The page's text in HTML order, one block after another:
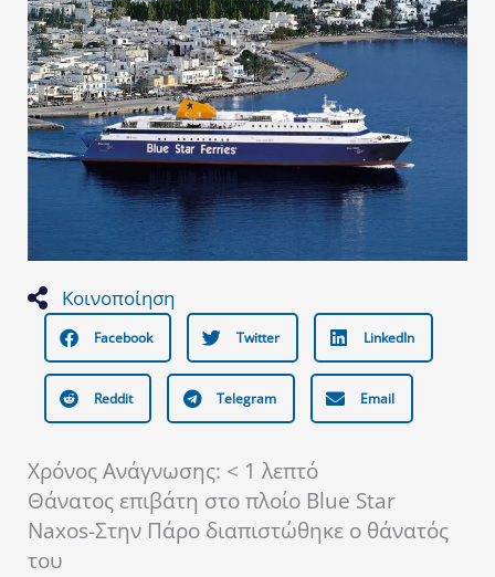
Κοινοποίηση
Facebook Twitter LinkedIn
Reddit Telegram Email
Χρόνος Ανάγνωσης: < 1 λεπτό
Θάνατος επιβάτη στο πλοίο Blue Star
Naxos-Στην Πάρο διαπιστώθηκε ο θάνατός
του